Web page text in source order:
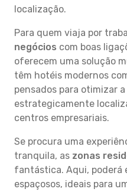
localização.
Para quem viaja por
negócios com boas
oferecem uma solução
têm hotéis modernos
pensados para otimizar
estrategicamente
centros empresariais.
Se procura uma
tranquila, as zonas
fantástica. Aqui, poderá
espaçosos, ideais para